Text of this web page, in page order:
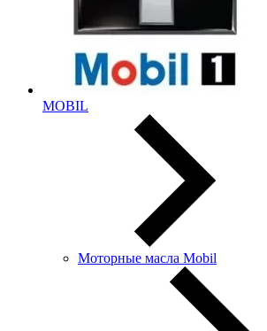
MOBIL
Моторные масла Mobil